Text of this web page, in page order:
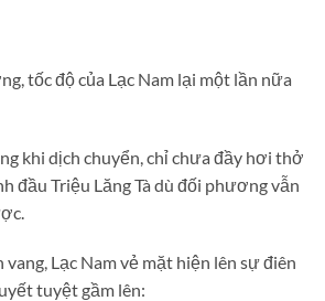
tốc độ của Lạc Nam lại một lần nữa
khi dịch chuyển, chỉ chưa đầy hơi thở
đầu Triệu Lăng Tà dù đối phương vẫn
vang, Lạc Nam vẻ mặt hiện lên sự điên
tuyệt gầm lên: